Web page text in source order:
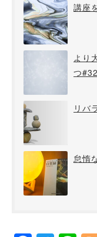
講座
より
つ
リバ
怠惰